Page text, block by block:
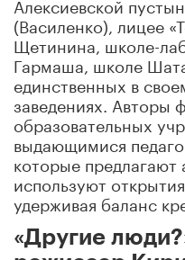
(Василенко), лицее
Щетинина, школе-
Гармаша, школе
единственных в
заведениях. Авторы
образовательных
выдающимися
которые предлагают
используют
удерживая баланс
«Другие